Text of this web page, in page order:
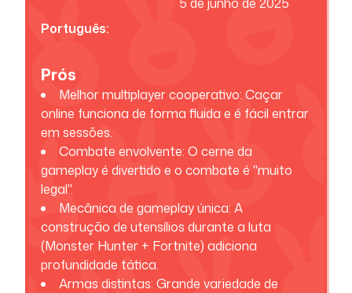
Português:
Prós
Melhor multiplayer cooperativo: Caçar
online funciona de forma fluida e é fácil entrar
em sessões.
Combate envolvente: O cerne da
gameplay é divertido e o combate é "muito
legal".
Mecânica de gameplay única: A
construção de utensílios durante a luta
(Monster Hunter + Fortnite) adiciona
profundidade tática.
Armas distintas: Grande variedade de